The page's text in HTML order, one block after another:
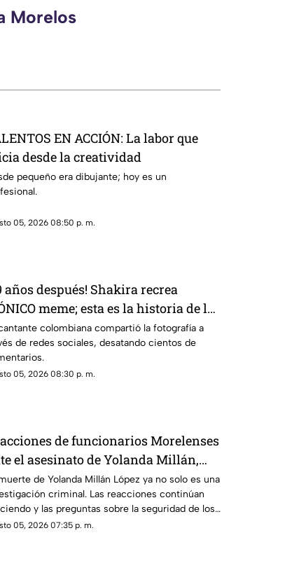
Morelos
EN ACCIÓN: La labor que
desde la creatividad
pequeño era dibujante; hoy es un
05, 2026 08:50 p. m.
años después! Shakira recrea
meme; esta es la historia de la
colombiana compartió la fotografía a
de redes sociales, desatando cientos de
05, 2026 08:30 p. m.
de funcionarios Morelenses
el asesinato de Yolanda Millán,
municipal de Tepetzingo
de Yolanda Millán López ya no solo es una
criminal. Las reacciones continúan
y las preguntas sobre la seguridad de los
municipales en Morelos son cada vez
05, 2026 07:35 p. m.